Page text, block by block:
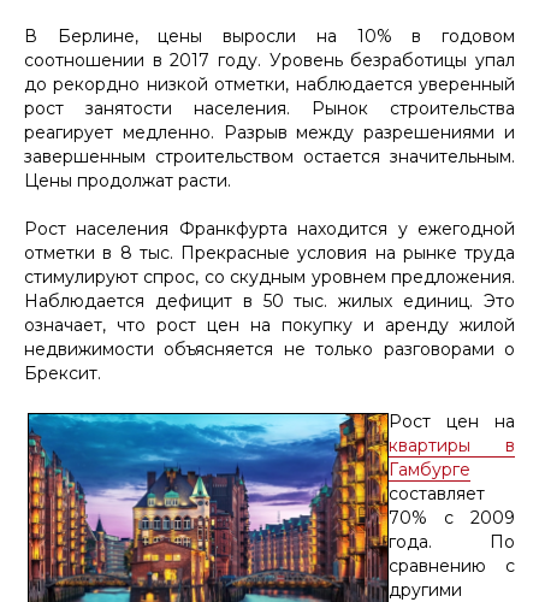
В Берлине, цены выросли на 10% в годовом
соотношении в 2017 году. Уровень безработицы упал
до рекордно низкой отметки, наблюдается уверенный
рост занятости населения. Рынок строительства
реагирует медленно. Разрыв между разрешениями и
завершенным строительством остается значительным.
Цены продолжат расти.
Рост населения Франкфурта находится у ежегодной
отметки в 8 тыс. Прекрасные условия на рынке труда
стимулируют спрос, со скудным уровнем предложения.
Наблюдается дефицит в 50 тыс. жилых единиц. Это
означает, что рост цен на покупку и аренду жилой
недвижимости объясняется не только разговорами о
Брексит.
Рост цен на
квартиры в
Гамбурге
составляет
70% с 2009
года. По
сравнению с
другими